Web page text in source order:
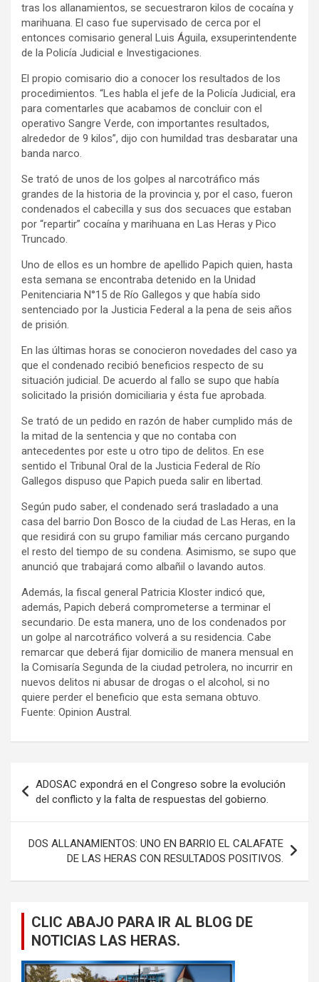
tras los allanamientos, se secuestraron kilos de cocaína y
marihuana. El caso fue supervisado de cerca por el
entonces comisario general Luis Águila, exsuperintendente
de la Policía Judicial e Investigaciones.
El propio comisario dio a conocer los resultados de los
procedimientos. “Les habla el jefe de la Policía Judicial, era
para comentarles que acabamos de concluir con el
operativo Sangre Verde, con importantes resultados,
alrededor de 9 kilos”, dijo con humildad tras desbaratar una
banda narco.
Se trató de unos de los golpes al narcotráfico más
grandes de la historia de la provincia y, por el caso, fueron
condenados el cabecilla y sus dos secuaces que estaban
por “repartir” cocaína y marihuana en Las Heras y Pico
Truncado.
Uno de ellos es un hombre de apellido Papich quien, hasta
esta semana se encontraba detenido en la Unidad
Penitenciaria N°15 de Río Gallegos y que había sido
sentenciado por la Justicia Federal a la pena de seis años
de prisión.
En las últimas horas se conocieron novedades del caso ya
que el condenado recibió beneficios respecto de su
situación judicial. De acuerdo al fallo se supo que había
solicitado la prisión domiciliaria y ésta fue aprobada.
Se trató de un pedido en razón de haber cumplido más de
la mitad de la sentencia y que no contaba con
antecedentes por este u otro tipo de delitos. En ese
sentido el Tribunal Oral de la Justicia Federal de Río
Gallegos dispuso que Papich pueda salir en libertad.
Según pudo saber, el condenado será trasladado a una
casa del barrio Don Bosco de la ciudad de Las Heras, en la
que residirá con su grupo familiar más cercano purgando
el resto del tiempo de su condena. Asimismo, se supo que
anunció que trabajará como albañil o lavando autos.
Además, la fiscal general Patricia Kloster indicó que,
además, Papich deberá comprometerse a terminar el
secundario. De esta manera, uno de los condenados por
un golpe al narcotráfico volverá a su residencia. Cabe
remarcar que deberá fijar domicilio de manera mensual en
la Comisaría Segunda de la ciudad petrolera, no incurrir en
nuevos delitos ni abusar de drogas o el alcohol, si no
quiere perder el beneficio que esta semana obtuvo.
Fuente: Opinion Austral.
de
entradas
ADOSAC expondrá en el Congreso sobre la evolución
del conflicto y la falta de respuestas del gobierno.
DOS ALLANAMIENTOS: UNO EN BARRIO EL CALAFATE
DE LAS HERAS CON RESULTADOS POSITIVOS.
CLIC ABAJO PARA IR AL BLOG DE
NOTICIAS LAS HERAS.